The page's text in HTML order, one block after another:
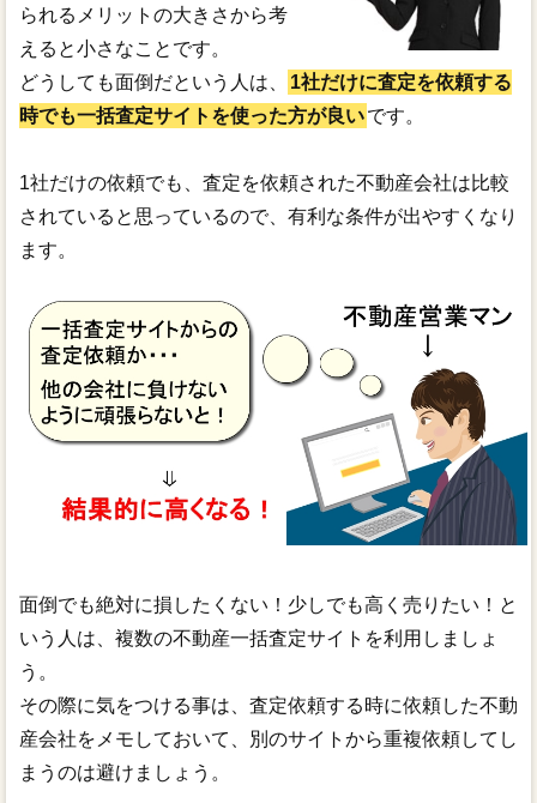
られるメリットの大きさから考
えると小さなことです。
どうしても面倒だという人は、
1社だけに査定を依頼する
時でも一括査定サイトを使った方が良いです。
1社だけの依頼でも、査定を依頼された不動産会社は比較
されていると思っているので、有利な条件が出やすくなり
ます。
面倒でも絶対に損したくない！少しでも高く売りたい！と
いう人は、複数の不動産一括査定サイトを利用しましょ
う。
その際に気をつける事は、査定依頼する時に依頼した不動
産会社をメモしておいて、別のサイトから重複依頼してし
まうのは避けましょう。